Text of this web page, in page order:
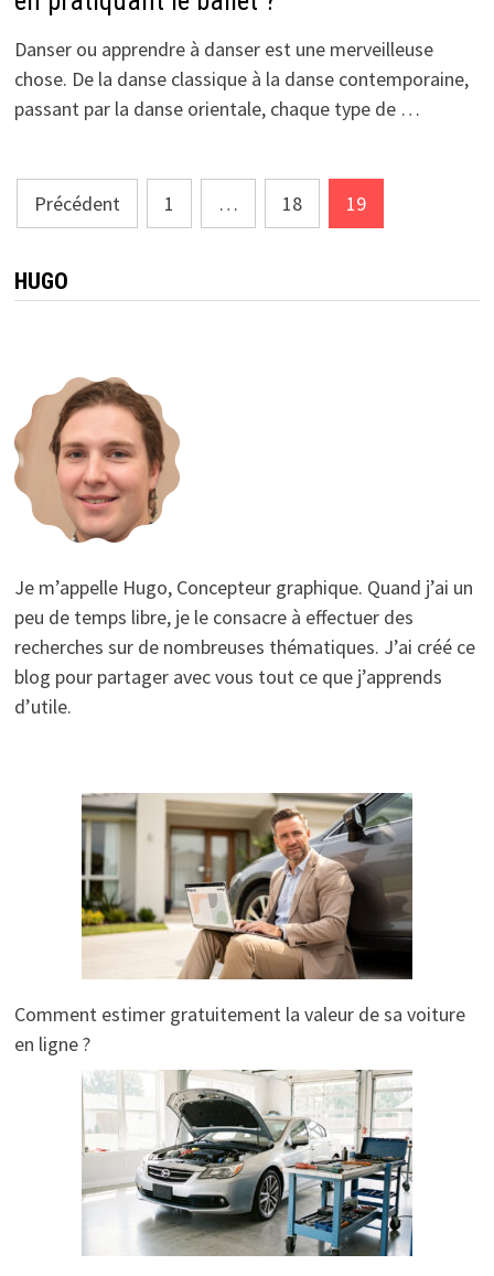
Danser ou apprendre à danser est une merveilleuse
chose. De la danse classique à la danse contemporaine,
passant par la danse orientale, chaque type de …
Pagination
des
publications
Précédent 1 … 18 19
HUGO
Je m’appelle Hugo, Concepteur graphique. Quand j’ai un
peu de temps libre, je le consacre à effectuer des
recherches sur de nombreuses thématiques. J’ai créé ce
blog pour partager avec vous tout ce que j’apprends
d’utile.
Comment estimer gratuitement la valeur de sa voiture
en ligne ?